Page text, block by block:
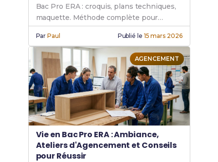
Bac Pro ERA : croquis, plans techniques,
maquette. Méthode complète pour
impressionner le jury !
ParPaul Publié le 15 mars 2026
AGENCEMENT
Vie en Bac Pro ERA : Ambiance,
Ateliers d'Agencement et Conseils
pour Réussir